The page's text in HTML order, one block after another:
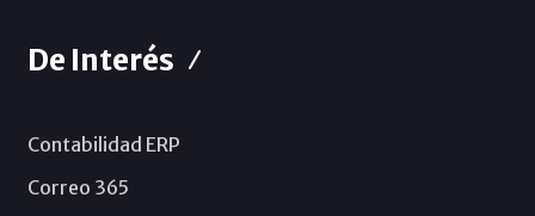
De Interés
Contabilidad ERP
Correo 365